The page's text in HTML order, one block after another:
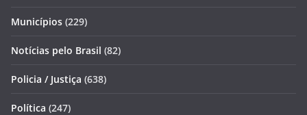
Municípios (229)
Notícias pelo Brasil (82)
Policia / Justiça (638)
Política (247)